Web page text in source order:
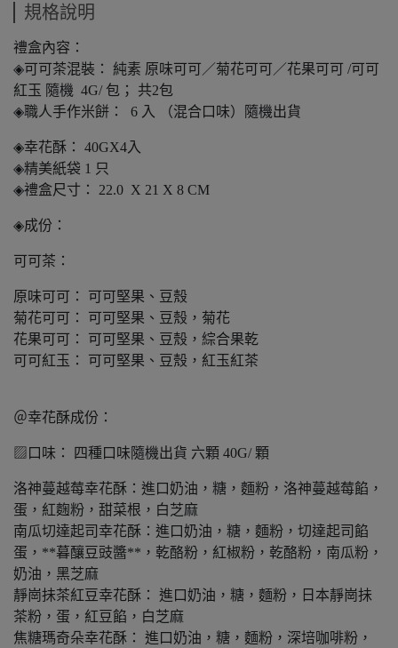
規格說明
禮盒內容：
◈可可茶混裝： 純素 原味可可／菊花可可／花果可可 /可可
紅玉 隨機 4G/ 包； 共2包
◈職人手作米餅： 6 入 （混合口味）隨機出貨
◈幸花酥： 40GX4入
◈精美紙袋 1 只
◈禮盒尺寸： 22.0 X 21 X 8 CM
◈成份：
可可茶：
原味可可： 可可堅果、豆殼
菊花可可： 可可堅果、豆殼，菊花
花果可可： 可可堅果、豆殼，綜合果乾
可可紅玉： 可可堅果、豆殼，紅玉紅茶
＠幸花酥成份：
▨口味： 四種口味隨機出貨 六顆 40G/ 顆
洛神蔓越莓幸花酥：進口奶油，糖，麵粉，洛神蔓越莓餡，
蛋，紅麴粉，甜菜根，白芝麻
南瓜切達起司幸花酥：進口奶油，糖，麵粉，切達起司餡
蛋，**暮釀豆豉醬**，乾酪粉，紅椒粉，乾酪粉，南瓜粉，
奶油，黑芝麻
靜崗抺茶紅豆幸花酥： 進口奶油，糖，麵粉，日本靜崗抺
茶粉，蛋，紅豆餡，白芝麻
焦糖瑪奇朵幸花酥： 進口奶油，糖，麵粉，深培咖啡粉，